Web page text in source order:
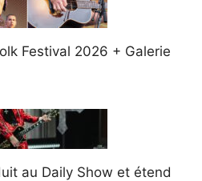
Festival 2026 + Galerie
au Daily Show et étend